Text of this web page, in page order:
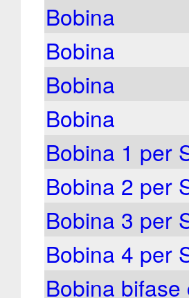
Bobina
Bobina
Bobina
Bobina
Bobina 1 per
Bobina 2 per
Bobina 3 per
Bobina 4 per
Bobina